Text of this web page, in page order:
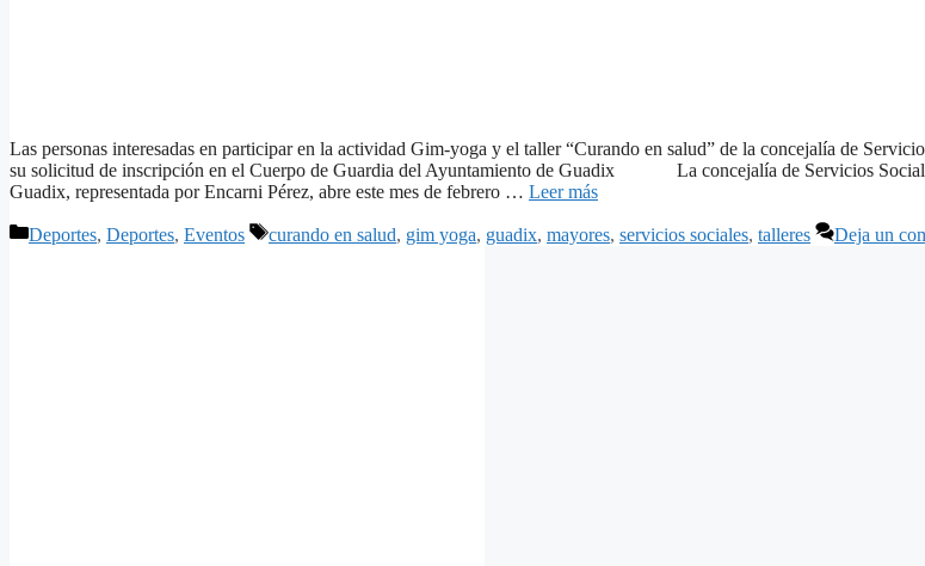
Las personas interesadas en participar en la actividad Gim-yoga y el taller “Curando en salud” de la concejalía de
su solicitud de inscripción en el Cuerpo de Guardia del Ayuntamiento de Guadix La concejalía de Servicios
Guadix, representada por Encarni Pérez, abre este mes de febrero … Leer más
Categorías
Deportes, Deportes, Eventos Etiquetas
curando en salud, gim yoga, guadix, mayores, servicios sociales, talleres Deja un